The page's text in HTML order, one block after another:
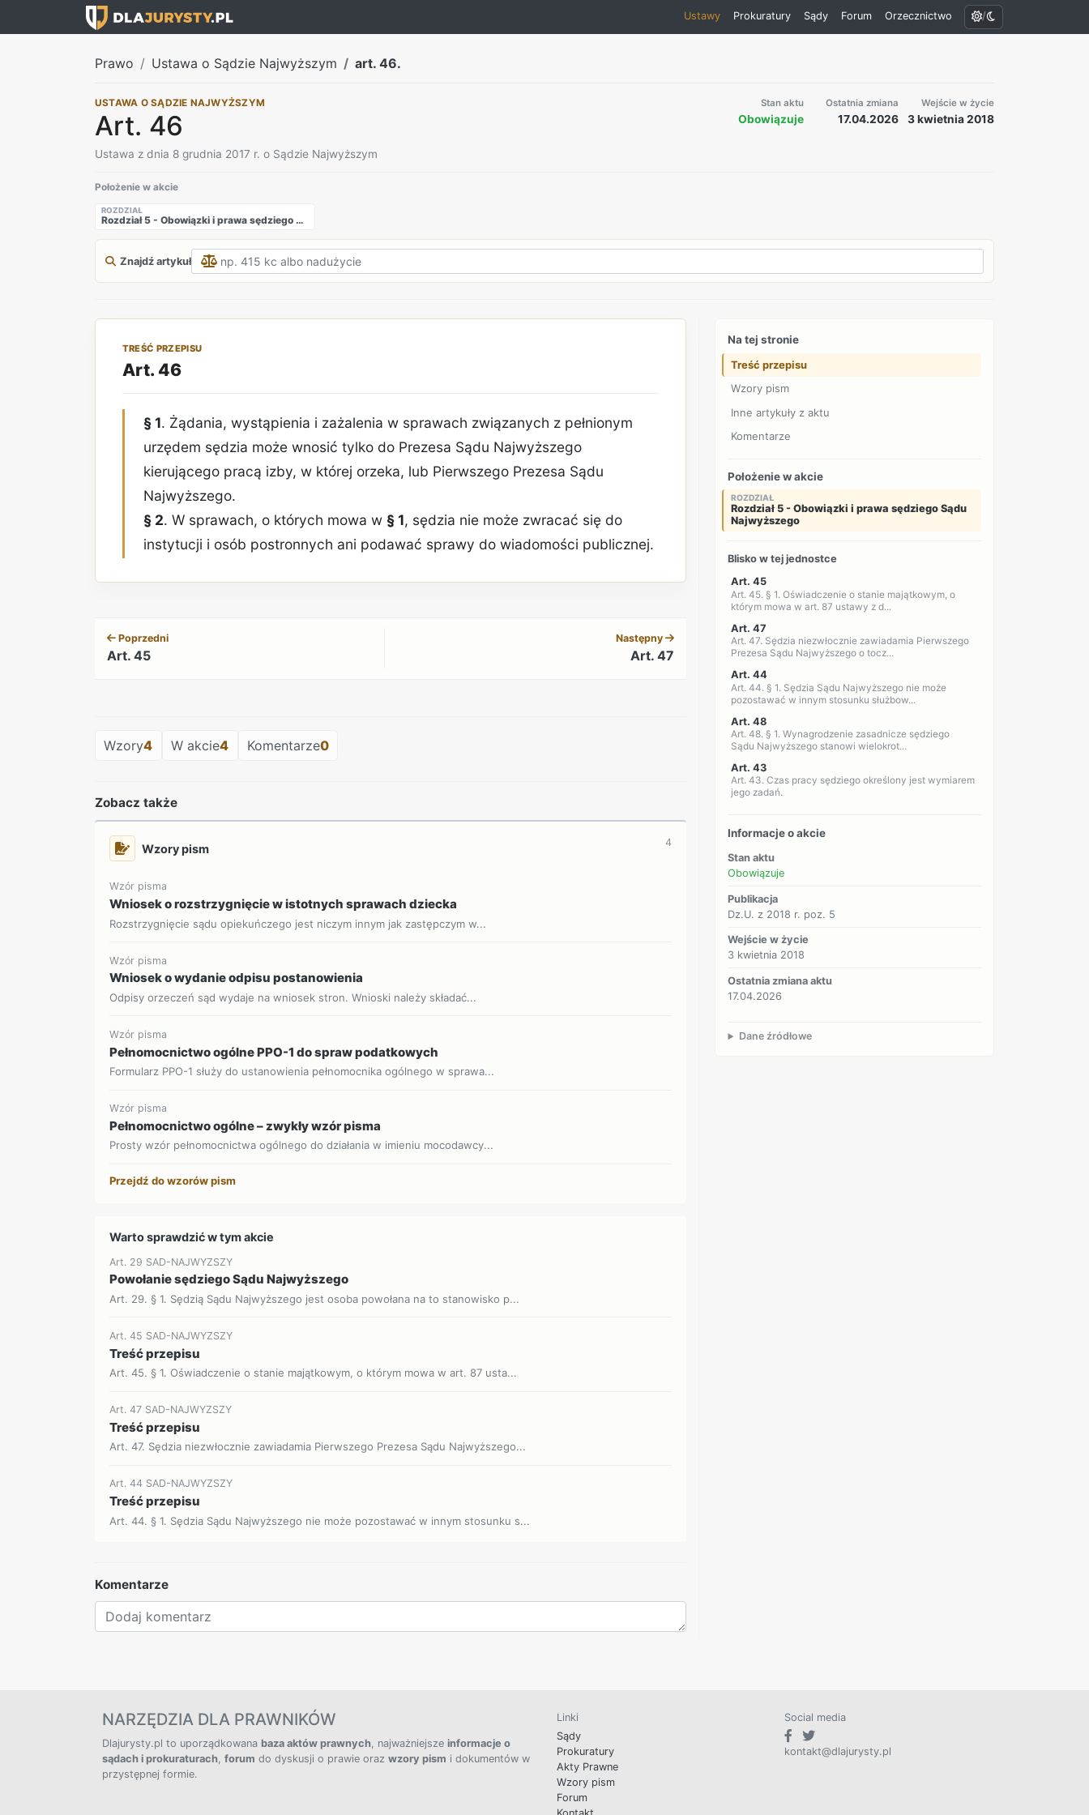
Ustawy Prokuratury Sądy Forum Orzecznictwo /
Prawo Ustawa o Sądzie Najwyższym art. 46.
USTAWA O SĄDZIE NAJWYŻSZYM
Art. 46
Ustawa z dnia 8 grudnia 2017 r. o Sądzie Najwyższym
Stan aktu
Obowiązuje
Ostatnia zmiana
17.04.2026
Wejście w życie
3 kwietnia 2018
Położenie w akcie
ROZDZIAŁ
Rozdział 5 - Obowiązki i prawa sędziego Sądu Najwyższego
Znajdź artykuł
TREŚĆ PRZEPISU
Art. 46
§ 1. Żądania, wystąpienia i zażalenia w sprawach związanych z pełnionym
urzędem sędzia może wnosić tylko do Prezesa Sądu Najwyższego
kierującego pracą izby, w której orzeka, lub Pierwszego Prezesa Sądu
Najwyższego.
§ 2. W sprawach, o których mowa w § 1, sędzia nie może zwracać się do
instytucji i osób postronnych ani podawać sprawy do wiadomości publicznej.
Poprzedni
Art. 45
Następny
Art. 47
Wzory4 W akcie4 Komentarze0
Zobacz także
Wzory pism 4
Wzór pisma
Wniosek o rozstrzygnięcie w istotnych sprawach dziecka
Rozstrzygnięcie sądu opiekuńczego jest niczym innym jak zastępczym w...
Wzór pisma
Wniosek o wydanie odpisu postanowienia
Odpisy orzeczeń sąd wydaje na wniosek stron. Wnioski należy składać...
Wzór pisma
Pełnomocnictwo ogólne PPO-1 do spraw podatkowych
Formularz PPO-1 służy do ustanowienia pełnomocnika ogólnego w sprawa...
Wzór pisma
Pełnomocnictwo ogólne – zwykły wzór pisma
Prosty wzór pełnomocnictwa ogólnego do działania w imieniu mocodawcy...
Przejdź do wzorów pism
Warto sprawdzić w tym akcie
Art. 29 SAD-NAJWYZSZY
Powołanie sędziego Sądu Najwyższego
Art. 29. § 1. Sędzią Sądu Najwyższego jest osoba powołana na to stanowisko p...
Art. 45 SAD-NAJWYZSZY
Treść przepisu
Art. 45. § 1. Oświadczenie o stanie majątkowym, o którym mowa w art. 87 usta...
Art. 47 SAD-NAJWYZSZY
Treść przepisu
Art. 47. Sędzia niezwłocznie zawiadamia Pierwszego Prezesa Sądu Najwyższego...
Art. 44 SAD-NAJWYZSZY
Treść przepisu
Art. 44. § 1. Sędzia Sądu Najwyższego nie może pozostawać w innym stosunku s...
Komentarze
Na tej stronie
Treść przepisu
Wzory pism
Inne artykuły z aktu
Komentarze
Położenie w akcie
ROZDZIAŁ
Rozdział 5 - Obowiązki i prawa sędziego Sądu
Najwyższego
Blisko w tej jednostce
Art. 45
Art. 45. § 1. Oświadczenie o stanie majątkowym, o
którym mowa w art. 87 ustawy z d...
Art. 47
Art. 47. Sędzia niezwłocznie zawiadamia Pierwszego
Prezesa Sądu Najwyższego o tocz...
Art. 44
Art. 44. § 1. Sędzia Sądu Najwyższego nie może
pozostawać w innym stosunku służbow...
Art. 48
Art. 48. § 1. Wynagrodzenie zasadnicze sędziego
Sądu Najwyższego stanowi wielokrot...
Art. 43
Art. 43. Czas pracy sędziego określony jest wymiarem
jego zadań.
Informacje o akcie
Stan aktu
Obowiązuje
Publikacja
Dz.U. z 2018 r. poz. 5
Wejście w życie
3 kwietnia 2018
Ostatnia zmiana aktu
17.04.2026
Dane źródłowe
NARZĘDZIA DLA PRAWNIKÓW
Dlajurysty.pl to uporządkowana baza aktów prawnych, najważniejsze informacje o
sądach i prokuraturach, forum do dyskusji o prawie oraz wzory pism i dokumentów w
przystępnej formie.
Linki
Sądy
Prokuratury
Akty Prawne
Wzory pism
Forum
Social media
kontakt@dlajurysty.pl